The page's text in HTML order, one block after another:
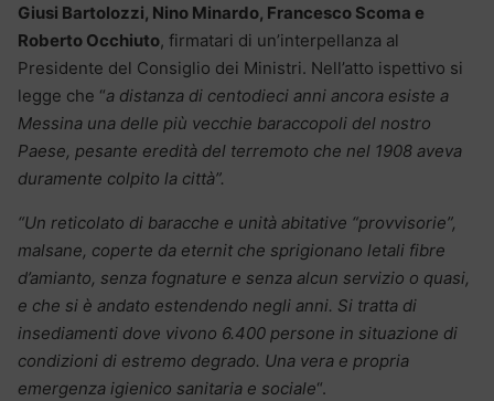
Giusi Bartolozzi, Nino Minardo, Francesco Scoma e
Roberto Occhiuto, firmatari di un’interpellanza al
Presidente del Consiglio dei Ministri. Nell’atto ispettivo si
legge che “a distanza di centodieci anni ancora esiste a
Messina una delle più vecchie baraccopoli del nostro
Paese, pesante eredità del terremoto che nel 1908 aveva
duramente colpito la città”.
“Un reticolato di baracche e unità abitative “provvisorie”,
malsane, coperte da eternit che sprigionano letali fibre
d’amianto, senza fognature e senza alcun servizio o quasi,
e che si è andato estendendo negli anni. Si tratta di
insediamenti dove vivono 6.400 persone in situazione di
condizioni di estremo degrado. Una vera e propria
emergenza igienico sanitaria e sociale“.